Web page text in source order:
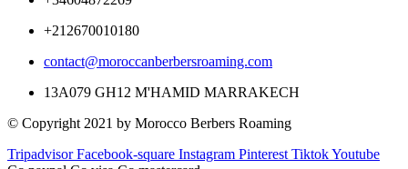
+212670010180
contact@moroccanberbersroaming.com
13A079 GH12 M'HAMID MARRAKECH
© Copyright 2021 by Morocco Berbers Roaming
Tripadvisor Facebook-square Instagram Pinterest TiktokYoutube